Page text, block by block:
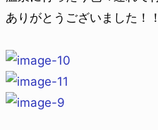
ありがとうございました！